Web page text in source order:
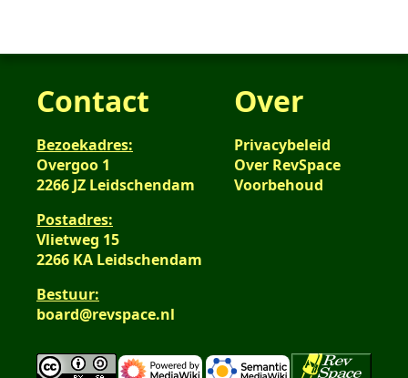
Contact
Bezoekadres:
Overgoo 1
2266 JZ Leidschendam
Postadres:
Vlietweg 15
2266 KA Leidschendam
Bestuur:
board@revspace.nl
Over
Privacybeleid
Over RevSpace
Voorbehoud